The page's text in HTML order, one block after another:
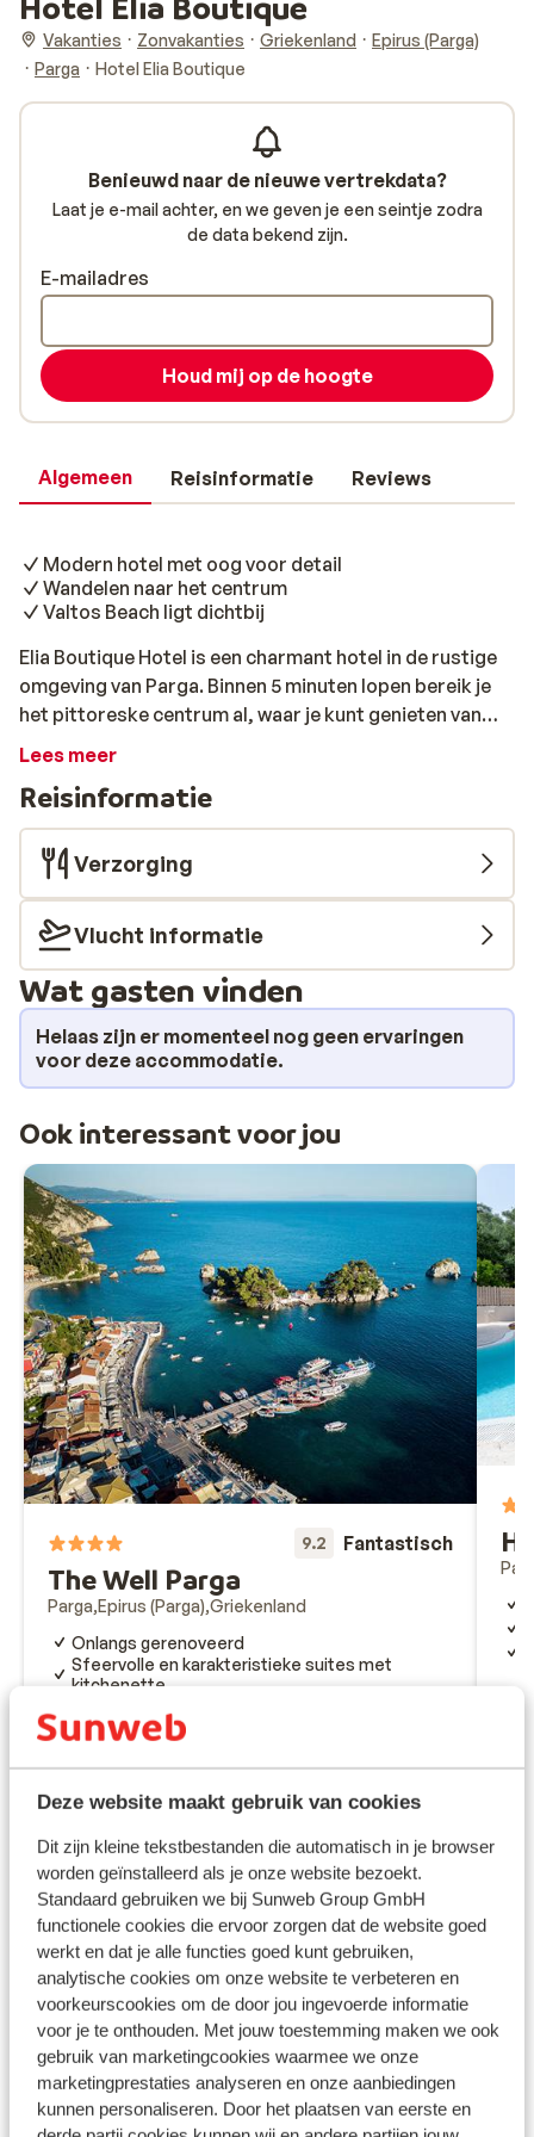
Deze website maakt gebruik van cookies
Dit zijn kleine tekstbestanden die automatisch in je browser
worden geïnstalleerd als je onze website bezoekt.
Standaard gebruiken we bij Sunweb Group GmbH
functionele cookies die ervoor zorgen dat de website goed
werkt en dat je alle functies goed kunt gebruiken,
analytische cookies om onze website te verbeteren en
voorkeurscookies om de door jou ingevoerde informatie
voor je te onthouden. Met jouw toestemming maken we ook
gebruik van marketingcookies waarmee we onze
marketingprestaties analyseren en onze aanbiedingen
kunnen personaliseren. Door het plaatsen van eerste en
Vakanties Zonvakanties Griekenland
Epirus (Parga)
Parga
Hotel Elia Boutique
Algemeen Reisinformatie Reviews
Modern hotel met oog voor detail
Wandelen naar het centrum
Valtos Beach ligt dichtbij
Elia Boutique Hotel is een charmant hotel in de rustige
omgeving van Parga. Binnen 5 minuten lopen bereik je
het pittoreske centrum al, waar je kunt genieten van
een heerlijke Griekse maaltijd in een plaatselijke
Valtos-strand ligt op ongeveer 800 meter van het
hotel. Elia Boutique Hotel biedt een perfecte
combinatie van elegantie en comfort, met een stijlvol
interieur. Hier vind je een rustige en ontspannen
omgeving die geschikt is voor zowel stellen als
gezinnen die op zoek zijn naar een ontspannen vakantie
in een prachtige omgeving.
Lees meer
Reisinformatie
Verzorging
Vlucht informatie
Wat gasten vinden
Helaas zijn er momenteel nog geen ervaringen
voor deze accommodatie.
Benieuwd naar de nieuwe vertrekdata?
Laat je e-mail achter, en we geven je een seintje zodra
de data bekend zijn.
E-mailadres
Houd mij op de hoogte
Ook interessant voor jou
9.2 Fantastisch
The Well Parga
Parga Epirus (Parga) Griekenland
Onlangs gerenoveerd
Sfeervolle en karakteristieke suites met
kitchenette
Di 20 Okt. - Di 27 Okt.
Bekijk
Andere accommodaties in Epirus
(Parga)
Aparthotel Villa Coralli